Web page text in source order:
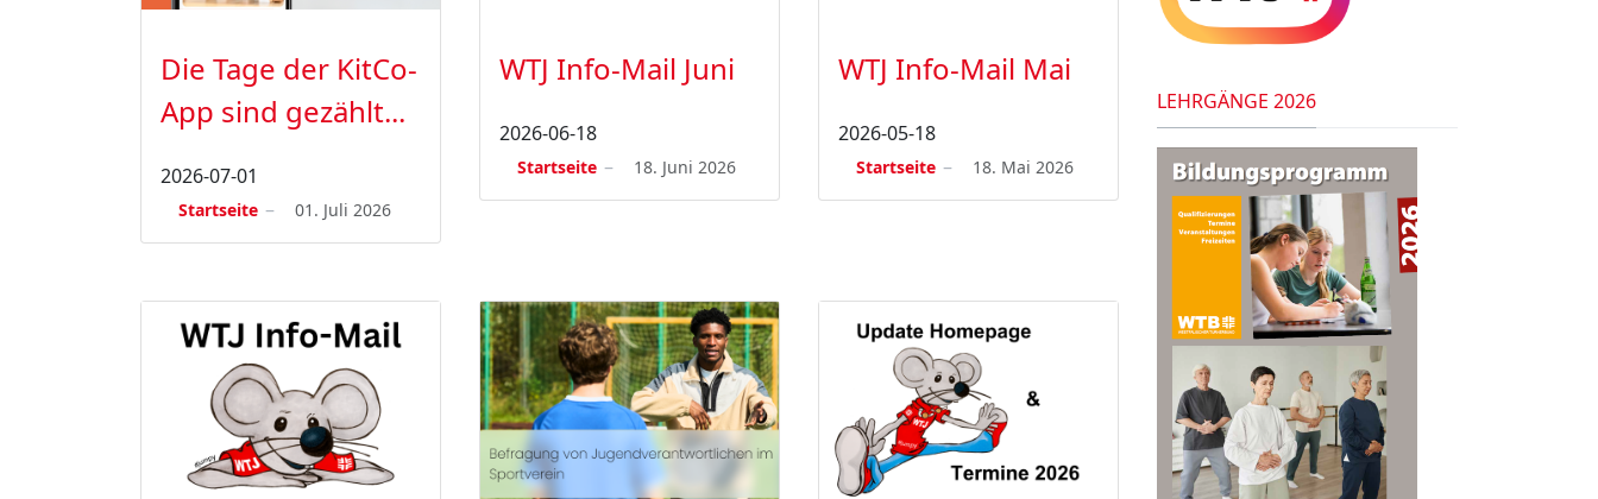
Die Tage der KitCo-
App sind gezählt...
2026-07-01
Startseite 01. Juli 2026
WTJ Info-Mail Juni
2026-06-18
Startseite 18. Juni 2026
WTJ Info-Mail Mai
2026-05-18
Startseite 18. Mai 2026
LEHRGÄNGE 2026